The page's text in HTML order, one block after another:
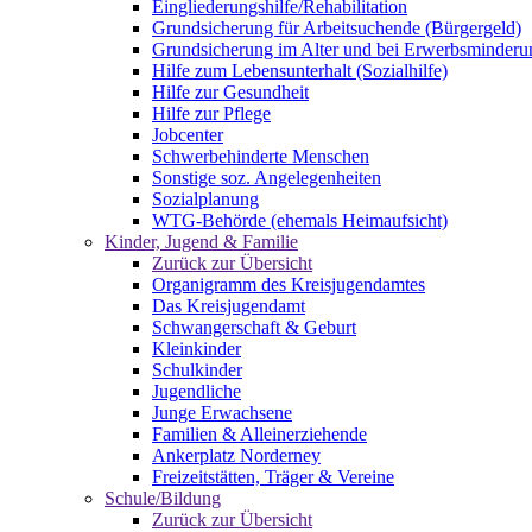
Eingliederungshilfe/Rehabilitation
Grundsicherung für Arbeitsuchende (Bürgergeld)
Grundsicherung im Alter und bei
Hilfe zum Lebensunterhalt (Sozialhilfe)
Hilfe zur Gesundheit
Hilfe zur Pflege
Jobcenter
Schwerbehinderte Menschen
Sonstige soz. Angelegenheiten
Sozialplanung
WTG-Behörde (ehemals Heimaufsicht)
Kinder, Jugend & Familie
Zurück zur Übersicht
Organigramm des Kreisjugendamtes
Das Kreisjugendamt
Schwangerschaft & Geburt
Kleinkinder
Schulkinder
Jugendliche
Junge Erwachsene
Familien & Alleinerziehende
Ankerplatz Norderney
Freizeitstätten, Träger & Vereine
Schule/Bildung
Zurück zur Übersicht